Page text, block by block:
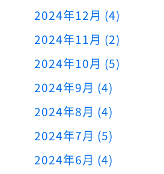
2024年12月 (4)
2024年11月 (2)
2024年10月 (5)
2024年9月 (4)
2024年8月 (4)
2024年7月 (5)
2024年6月 (4)